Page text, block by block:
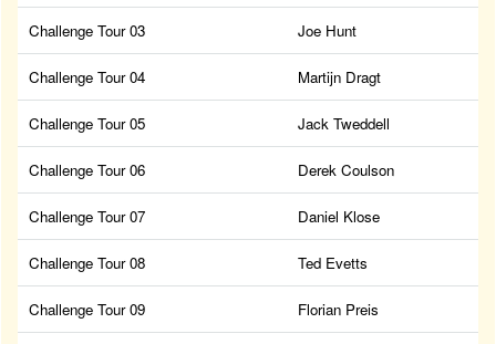
Challenge Tour 03 Joe Hunt
Challenge Tour 04 Martijn Dragt
Challenge Tour 05 Jack Tweddell
Challenge Tour 06 Derek Coulson
Challenge Tour 07 Daniel Klose
Challenge Tour 08 Ted Evetts
Challenge Tour 09 Florian Preis